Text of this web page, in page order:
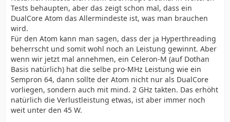
Tests behaupten, aber das zeigt schon mal, dass ein
DualCore Atom das Allermindeste ist, was man brauchen
wird.
Für den Atom kann man sagen, dass der ja Hyperthreading
beherrscht und somit wohl noch an Leistung gewinnt. Aber
wenn wir jetzt mal annehmen, ein Celeron-M (auf Dothan
Basis natürlich) hat die selbe pro-MHz Leistung wie ein
Sempron 64, dann sollte der Atom nicht nur als DualCore
vorliegen, sondern auch mit mind. 2 GHz takten. Das erhöht
natürlich die Verlustleistung etwas, ist aber immer noch
weit unter den 45 W.